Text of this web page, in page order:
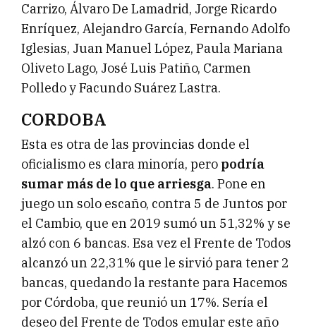
Carrizo, Álvaro De Lamadrid, Jorge Ricardo
Enríquez, Alejandro García, Fernando Adolfo
Iglesias, Juan Manuel López, Paula Mariana
Oliveto Lago, José Luis Patiño, Carmen
Polledo y Facundo Suárez Lastra.
CORDOBA
Esta es otra de las provincias donde el
oficialismo es clara minoría, pero podría
sumar más de lo que arriesga. Pone en
juego un solo escaño, contra 5 de Juntos por
el Cambio, que en 2019 sumó un 51,32% y se
alzó con 6 bancas. Esa vez el Frente de Todos
alcanzó un 22,31% que le sirvió para tener 2
bancas, quedando la restante para Hacemos
por Córdoba, que reunió un 17%. Sería el
deseo del Frente de Todos emular este año